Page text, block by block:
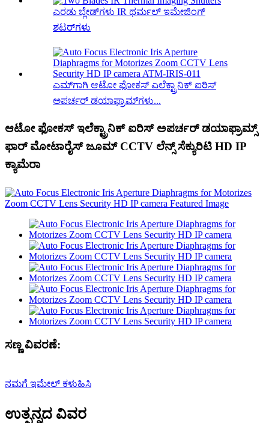
ಎರಡು ಬ್ಲೇಡ್‌ಗಳು IR ಥರ್ಮಲ್ ಇಮೇಜಿಂಗ್
ಶಟರ್‌ಗಳು
ಎಮ್‌ಗಾಗಿ ಆಟೋ ಫೋಕಸ್ ಎಲೆಕ್ಟ್ರಾನಿಕ್ ಐರಿಸ್
ಅಪರ್ಚರ್ ಡಯಾಫ್ರಾಮ್‌ಗಳು...
ಆಟೋ ಫೋಕಸ್ ಇಲೆಕ್ಟ್ರಾನಿಕ್ ಐರಿಸ್ ಅಪರ್ಚರ್ ಡಯಾಫ್ರಾಮ್ಸ್
ಫಾರ್ ಮೋಟಾರೈಸ್ ಜೂಮ್ CCTV ಲೆನ್ಸ್ ಸೆಕ್ಯುರಿಟಿ HD IP
ಕ್ಯಾಮೆರಾ
ಸಣ್ಣ ವಿವರಣೆ:
ನಮಗೆ ಇಮೇಲ್ ಕಳುಹಿಸಿ
ಉತ್ಪನ್ನದ ವಿವರ